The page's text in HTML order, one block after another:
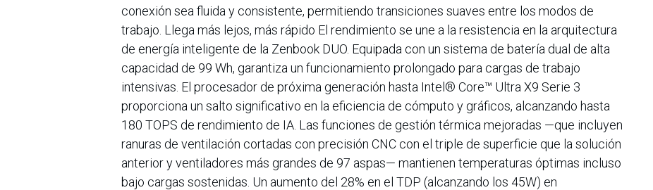
conexión sea fluida y consistente, permitiendo transiciones suaves entre los modos de
trabajo. Llega más lejos, más rápido El rendimiento se une a la resistencia en la arquitectura
de energía inteligente de la Zenbook DUO. Equipada con un sistema de batería dual de alta
capacidad de 99 Wh, garantiza un funcionamiento prolongado para cargas de trabajo
intensivas. El procesador de próxima generación hasta Intel® Core™ Ultra X9 Serie 3
proporciona un salto significativo en la eficiencia de cómputo y gráficos, alcanzando hasta
180 TOPS de rendimiento de IA. Las funciones de gestión térmica mejoradas —que incluyen
ranuras de ventilación cortadas con precisión CNC con el triple de superficie que la solución
anterior y ventiladores más grandes de 97 aspas— mantienen temperaturas óptimas incluso
bajo cargas sostenidas. Un aumento del 28% en el TDP (alcanzando los 45W) en